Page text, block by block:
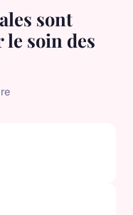
sont
soin des